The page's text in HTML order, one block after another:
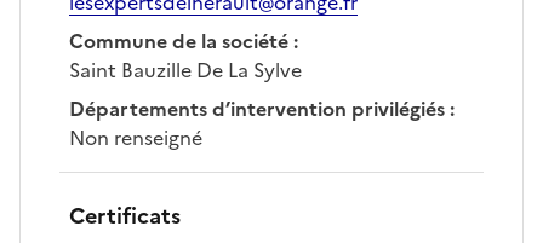
Commune de la société:
Saint Bauzille De La Sylve
Départements d’intervention privilégiés:
Non renseigné
Certificats